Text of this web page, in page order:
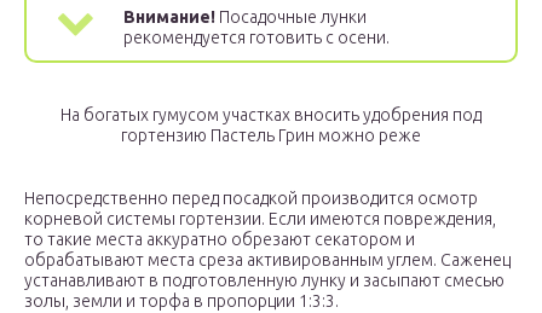
Внимание! Посадочные лунки
рекомендуется готовить с осени.
На богатых гумусом участках вносить удобрения под
гортензию Пастель Грин можно реже
Непосредственно перед посадкой производится осмотр
корневой системы гортензии. Если имеются повреждения,
то такие места аккуратно обрезают секатором и
обрабатывают места среза активированным углем. Саженец
устанавливают в подготовленную лунку и засыпают смесью
золы, земли и торфа в пропорции 1:3:3.